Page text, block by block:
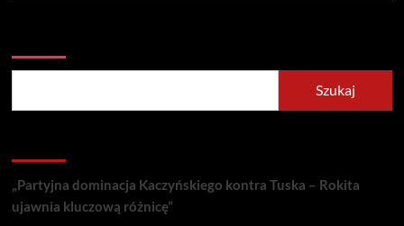
Szukaj
„Partyjna dominacja Kaczyńskiego kontra Tuska – Rokita
ujawnia kluczową różnicę”